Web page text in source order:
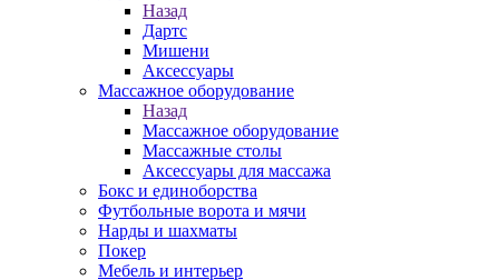
Назад
Дартс
Мишени
Аксессуары
Массажное оборудование
Назад
Массажное оборудование
Массажные столы
Аксессуары для массажа
Бокс и единоборства
Футбольные ворота и мячи
Нарды и шахматы
Покер
Мебель и интерьер